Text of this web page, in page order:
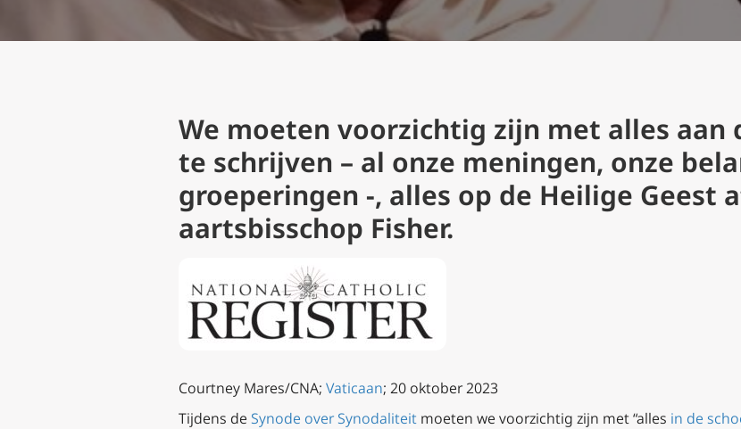
We moeten voorzichtig zijn met alles aan
te schrijven – al onze meningen, onze
groeperingen -, alles op de Heilige Geest
aartsbisschop Fisher.
Courtney Mares/CNA; Vaticaan; 20 oktober 2023
Tijdens de Synode over Synodaliteit moeten we voorzichtig zijn met “alles in de